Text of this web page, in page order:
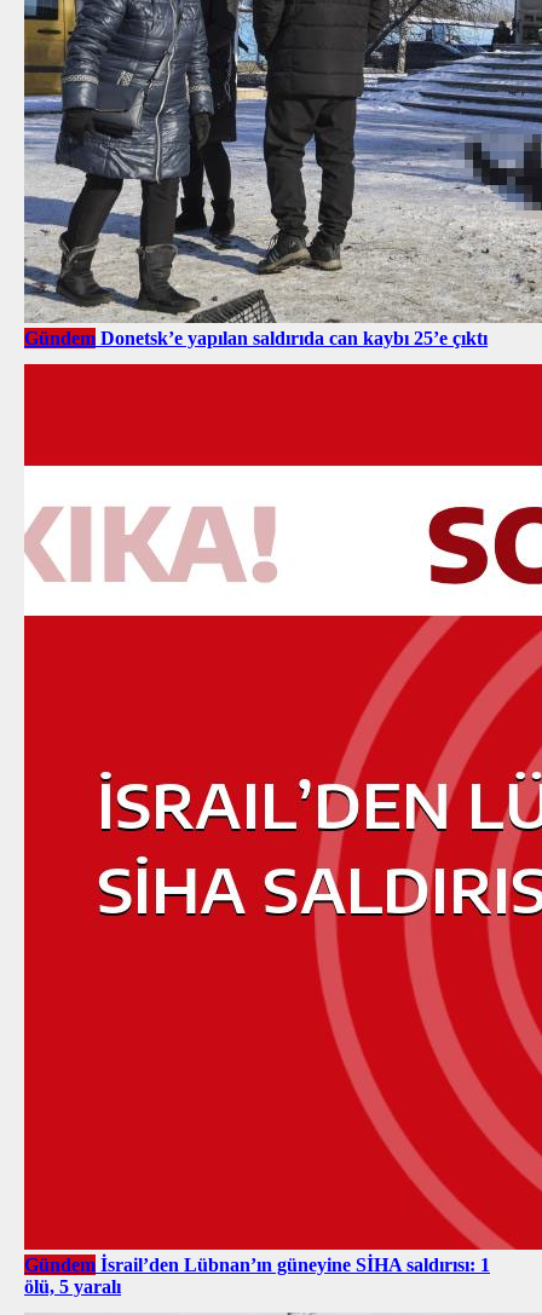
Gündem Donetsk’e yapılan saldırıda can kaybı 25’e çıktı
Gündem İsrail’den Lübnan’ın güneyine SİHA saldırısı: 1
ölü, 5 yaralı